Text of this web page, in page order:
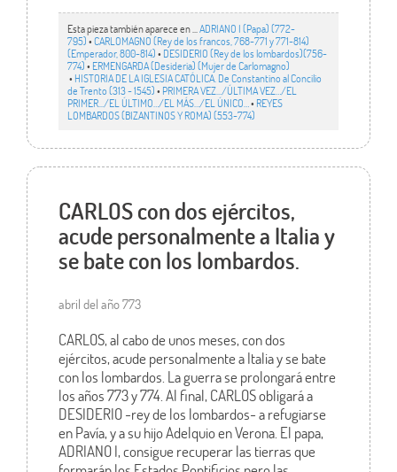
Esta pieza también aparece en ... ADRIANO I (Papa) (772-
795)•CARLOMAGNO (Rey de los francos, 768-771 y 771-814)
(Emperador, 800-814)• DESIDERIO (Rey de los lombardos)(756-
774)• ERMENGARDA (Desideria) (Mujer de Carlomagno)
• HISTORIA DE LA IGLESIA CATÓLICA. De Constantino al Concilio
de Trento (313 - 1545)• PRIMERA VEZ.../ÚLTIMA VEZ…/EL
PRIMER.../EL ÚLTIMO…/EL MÁS…/EL ÚNICO… • REYES
LOMBARDOS (BIZANTINOS Y ROMA) (553-774)
CARLOS con dos ejércitos,
acude personalmente a Italia y
se bate con los lombardos.
abril del año 773
CARLOS, al cabo de unos meses, con dos
ejércitos, acude personalmente a Italia y se bate
con los lombardos. La guerra se prolongará entre
los años 773 y 774. Al final, CARLOS obligará a
DESIDERIO -rey de los lombardos- a refugiarse
en Pavía, y a su hijo Adelquio en Verona. El papa,
ADRIANO I, consigue recuperar las tierras que